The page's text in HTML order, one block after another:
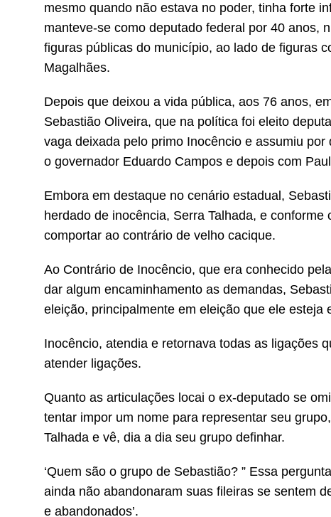
mesmo quando não estava no poder, tinha forte
manteve-se como deputado federal por 40 anos,
figuras públicas do município, ao lado de figuras
Magalhães.
Depois que deixou a vida pública, aos 76 anos,
Sebastião Oliveira, que na política foi eleito
vaga deixada pelo primo Inocêncio e assumiu
o governador Eduardo Campos e depois com
Embora em destaque no cenário estadual,
herdado de inocência, Serra Talhada, e
comportar ao contrário de velho cacique.
Ao Contrário de Inocêncio, que era conhecido
dar algum encaminhamento as demandas,
eleição, principalmente em eleição que ele esteja
Inocêncio, atendia e retornava todas as ligações
atender ligações.
Quanto as articulações locai o ex-deputado se
tentar impor um nome para representar seu
Talhada e vê, dia a dia seu grupo definhar.
‘Quem são o grupo de Sebastião? ” Essa
ainda não abandonaram suas fileiras se sentem
e abandonados’.